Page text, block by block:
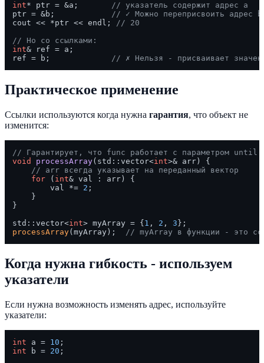
int* ptr = &a; // указатель содержит адрес a
ptr = &b; // ✓ Можно переприсвоить адрес b
cout << *ptr << endl; // 20
// Но со ссылками:
int& ref = a;
ref = b; // ✗ Нельзя - присваивает
Практическое применение
Ссылки используются когда нужна гарантия, что объект не
изменится:
// Гарантирует, что func работает с параметром until
void
processArray(std::vector<int>& arr)
{
// arr всегда указывает на переданный вектор
for ( int& val : arr) {
        val *=
2 ;
    }
}
std::vector<int> myArray = { 1 , 2 , 3
processArray(myArray); // myArray в функции - это
Когда нужна гибкость - используем
указатели
Если нужна возможность изменять адрес, используйте
указатели:
int a = 10
int b = 20 ;